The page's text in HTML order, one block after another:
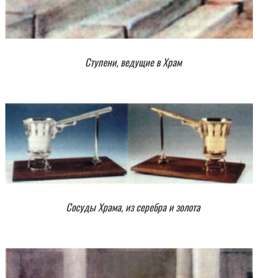
Ступени, ведущие в Храм
Сосуды Храма, из серебра и золота